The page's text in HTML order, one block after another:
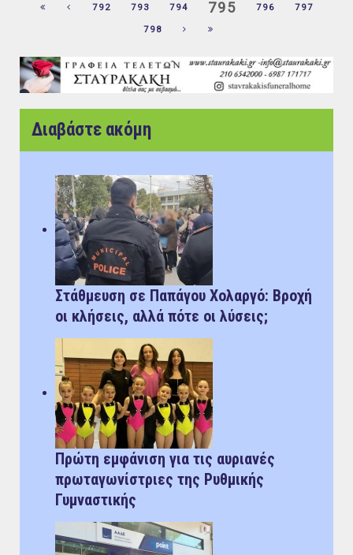
792 793 794 795 796 797
798
Διαβάστε ακόμη
Στάθμευση σε Παπάγου Χολαργό: Bροχή
οι κλήσεις, αλλά πότε οι λύσεις;
Πρώτη εμφάνιση για τις αυριανές
πρωταγωνίστριες της Ρυθμικής
Γυμναστικής